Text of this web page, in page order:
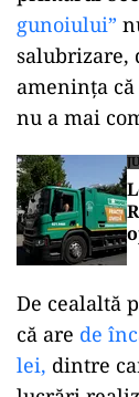
În cele mai
ridicat de
primarul
gunoiului”
salubrizare,